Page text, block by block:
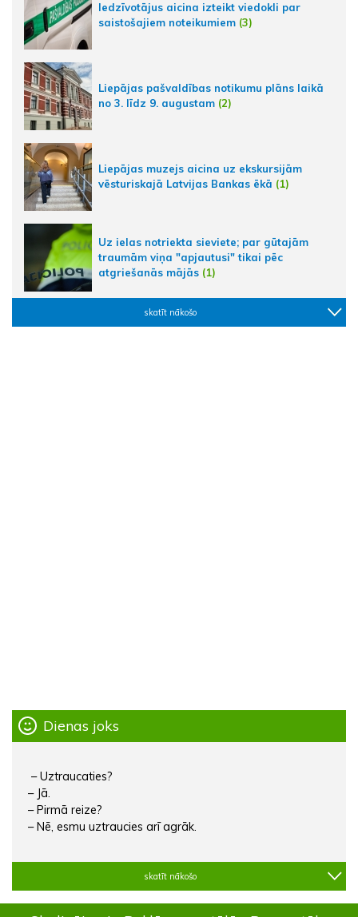
Iedzīvotājus aicina izteikt viedokli par
saistošajiem noteikumiem (3)
Liepājas pašvaldības notikumu plāns laikā
no 3. līdz 9. augustam (2)
Liepājas muzejs aicina uz ekskursijām
vēsturiskajā Latvijas Bankas ēkā (1)
Uz ielas notriekta sieviete; par gūtajām
traumām viņa "apjautusi" tikai pēc
atgriešanās mājās (1)
skatīt nākošo
Dienas joks
– Uztraucaties?
– Jā.
– Pirmā reize?
– Nē, esmu uztraucies arī agrāk.
skatīt nākošo